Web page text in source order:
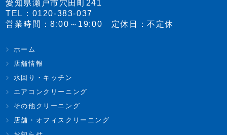
愛知県瀬戸市穴田町241
TEL： 0120-383-037
営業時間：8:00～19:00 定休日：不定休
ホーム
店舗情報
水回り・キッチン
エアコンクリーニング
その他クリーニング
店舗・オフィスクリーニング